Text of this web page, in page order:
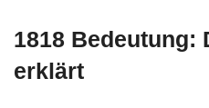
1818 Bedeutung:
erklärt